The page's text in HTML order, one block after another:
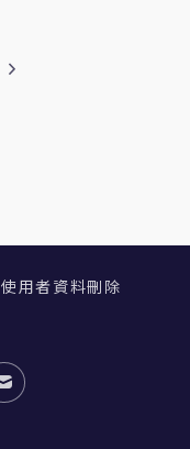
使用者資料刪除